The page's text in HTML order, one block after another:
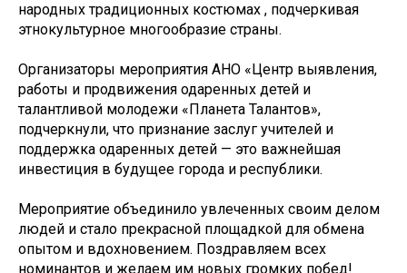
народных традиционных костюмах , подчеркивая
этнокультурное многообразие страны.
Организаторы мероприятия АНО «Центр выявления,
работы и продвижения одаренных детей и
талантливой молодежи «Планета Талантов»,
подчеркнули, что признание заслуг учителей и
поддержка одаренных детей — это важнейшая
инвестиция в будущее города и республики.
Мероприятие объединило увлеченных своим делом
людей и стало прекрасной площадкой для обмена
опытом и вдохновением. Поздравляем всех
номинантов и желаем им новых громких побед!